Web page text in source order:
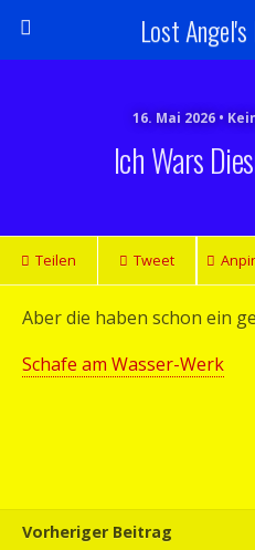
Lost
16. Mai 2026 •
Ich Wars
Teilen Tweet
Aber die haben schon ein
Schafe am Wasser-Werk
Vorheriger Beitrag